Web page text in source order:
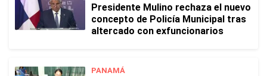
Presidente Mulino rechaza el nuevo
concepto de Policía Municipal tras
altercado con exfuncionarios
PANAMÁ